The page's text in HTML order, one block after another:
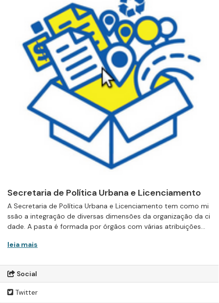
Secretaria de Política Urbana e Licenciamento
A Secretaria de Política Urbana e Licenciamento tem como mi
ssão a integração de diversas dimensões da organização da ci
dade. A pasta é formada por órgãos com várias atribuições...
leia mais
Social
Twitter